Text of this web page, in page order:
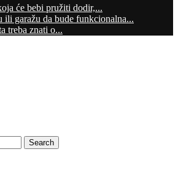
će bebi pružiti dodir,...
garažu da bude funkcionalna...
treba znati o...
Search